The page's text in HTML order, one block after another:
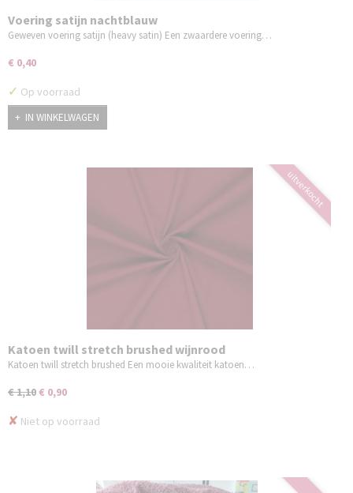
Voering satijn nachtblauw
Geweven voering satijn (heavy satin) Een zwaardere voering…
€ 0,40
✓ Op voorraad
IN WINKELWAGEN
uitverkocht
Katoen twill stretch brushed wijnrood
Katoen twill stretch brushed Een mooie kwaliteit katoen…
€ 1,10€ 0,90
✘ Niet op voorraad